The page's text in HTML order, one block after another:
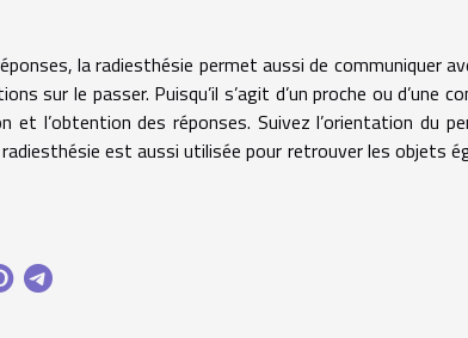
la radiesthésie permet aussi de communiquer
sur le passer. Puisqu’il s’agit d’un proche ou d’une
l’obtention des réponses. Suivez l’orientation du
est aussi utilisée pour retrouver les objets